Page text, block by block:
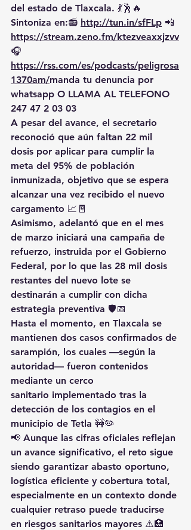
del estado de Tlaxcala. 💃🕺🔥
Sintoniza en:📻 http://tun.in/sfFLp 📲
https://stream.zeno.fm/ktezveaxxjzvv
🎧
https://rss.com/es/podcasts/peligrosa
1370am/manda tu denuncia por
whatsapp O LLAMA AL TELEFONO
247 47 2 03 03
A pesar del avance, el secretario
reconoció que aún faltan 22 mil
dosis por aplicar para cumplir la
meta del 95% de población
inmunizada, objetivo que se espera
alcanzar una vez recibido el nuevo
cargamento 📈🧾
Asimismo, adelantó que en el mes
de marzo iniciará una campaña de
refuerzo, instruida por el Gobierno
Federal, por lo que las 28 mil dosis
restantes del nuevo lote se
destinarán a cumplir con dicha
estrategia preventiva 🛡️📅
Hasta el momento, en Tlaxcala se
mantienen dos casos confirmados de
sarampión, los cuales —según la
autoridad— fueron contenidos
mediante un cerco
sanitario implementado tras la
detección de los contagios en el
municipio de Tetla 🚧🦠
📢 Aunque las cifras oficiales reflejan
un avance significativo, el reto sigue
siendo garantizar abasto oportuno,
logística eficiente y cobertura total,
especialmente en un contexto donde
cualquier retraso puede traducirse
en riesgos sanitarios mayores ⚠️🏥